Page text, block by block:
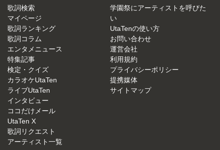
歌詞検索
マイページ
歌詞ランキング
歌詞コラム
エンタメニュース
特集記事
検定・クイズ
カラオケUtaTen
ライブUtaTen
インタビュー
ココだけメール
UtaTen X
歌詞リクエスト
アーティスト一覧
学園祭にアーティストを呼びた
い
UtaTenの使い方
お問い合わせ
運営会社
利用規約
プライバシーポリシー
提携媒体
サイトマップ